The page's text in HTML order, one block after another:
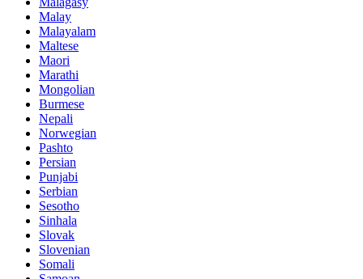
Malay
Malayalam
Maltese
Maori
Marathi
Mongolian
Burmese
Nepali
Norwegian
Pashto
Persian
Punjabi
Serbian
Sesotho
Sinhala
Slovak
Slovenian
Somali